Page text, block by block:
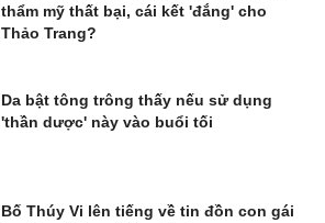
thẩm mỹ thất bại, cái kết 'đắng' cho
Thảo Trang?
Da bật tông trông thấy nếu sử dụng
'thần dược' này vào buổi tối
Bố Thúy Vi lên tiếng về tin đồn con gái